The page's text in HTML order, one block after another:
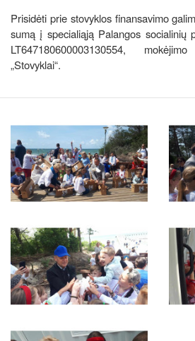
Prisidėti prie stovyklos finansavimo
sumą į specialiąją Palangos socialinių
LT647180600003130554,
„Stovyklai“.